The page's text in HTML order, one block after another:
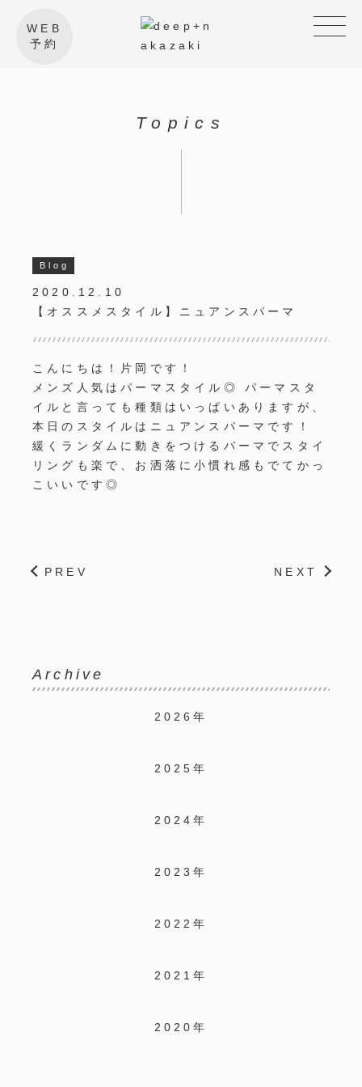
WEB
予約
Topics
Blog
2020.12.10
【オススメスタイル】ニュアンスパーマ
こんにちは！片岡です！
メンズ人気はパーマスタイル◎ パーマスタ
イルと言っても種類はいっぱいありますが、
本日のスタイルはニュアンスパーマです！
緩くランダムに動きをつけるパーマでスタイ
リングも楽で、お洒落に小慣れ感もでてかっ
こいいです◎
PREV NEXT
Archive
2026年
2025年
2024年
2023年
2022年
2021年
2020年